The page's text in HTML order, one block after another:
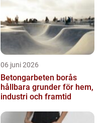
06 juni 2026
Betongarbeten borås
hållbara grunder för hem,
industri och framtid